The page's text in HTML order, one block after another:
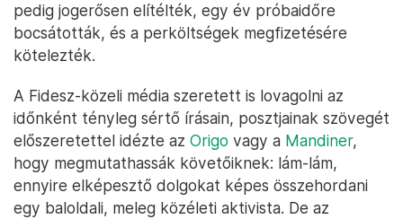
pedig jogerősen elítélték, egy év próbaidőre
bocsátották, és a perköltségek megfizetésére
kötelezték.
A Fidesz-közeli média szeretett is lovagolni az
időnként tényleg sértő írásain, posztjainak szövegét
előszeretettel idézte az Origo vagy a Mandiner,
hogy megmutathassák követőiknek: lám-lám,
ennyire elképesztő dolgokat képes összehordani
egy baloldali, meleg közéleti aktivista. De az